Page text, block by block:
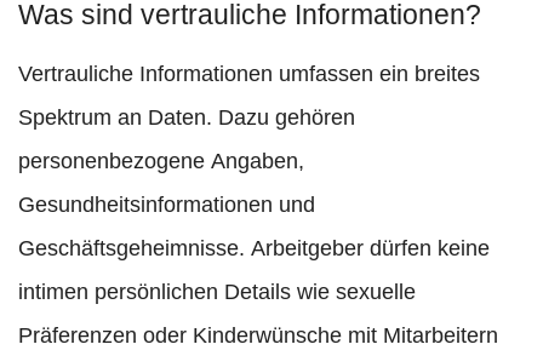
Was sind vertrauliche Informationen?
Vertrauliche Informationen umfassen ein breites
Spektrum an Daten. Dazu gehören
personenbezogene Angaben,
Gesundheitsinformationen und
Geschäftsgeheimnisse. Arbeitgeber dürfen keine
intimen persönlichen Details wie sexuelle
Präferenzen oder Kinderwünsche mit Mitarbeitern